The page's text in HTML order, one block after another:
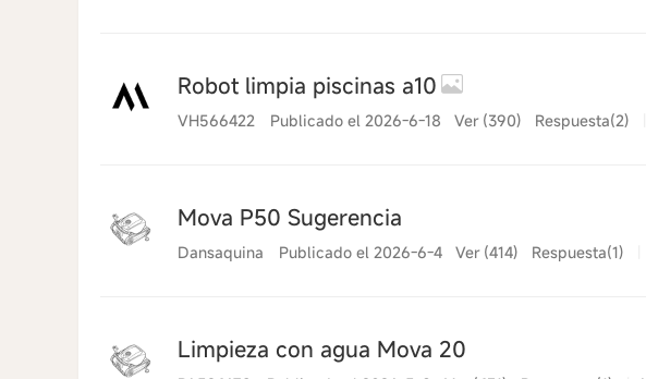
Robot limpia piscinas a10
VH566422 Publicado el 2026-6-18 Ver (390) Respuesta(2)
Mova P50 Sugerencia
Dansaquina Publicado el 2026-6-4 Ver (414) Respuesta(1)
Limpieza con agua Mova 20